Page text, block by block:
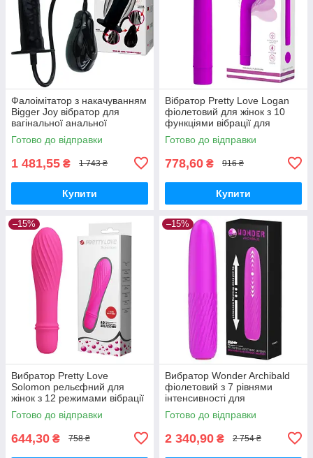
Фалоімітатор з накачуванням
Bigger Joy вібратор для
вагінальної анальної
стимуляції чорний з
рельєфом і вібрацією
Готово до відправки
1 481,55 ₴ 1 743 ₴
Купити
Вібратор Pretty Love Logan
фіолетовий для жінок з 10
функціями вібрації для
стимуляції точки G
Готово до відправки
778,60 ₴ 916 ₴
Купити
–15%
Вибратор Pretty Love
Solomon рельєфний для
жінок з 12 режимами вібрації
для інтимного задоволення
Готово до відправки
644,30 ₴ 758 ₴
–15%
Вибратор Wonder Archibald
фіолетовий з 7 рівнями
інтенсивності для
задоволення і комфорту
Готово до відправки
2 340,90 ₴ 2 754 ₴